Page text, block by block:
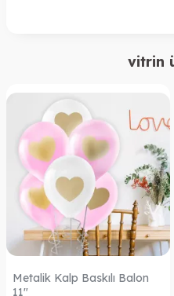
vitrin
Metalik Kalp Baskılı Balon
11"